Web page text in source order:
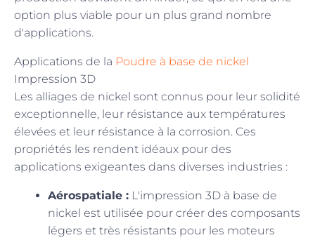
option plus viable pour un plus grand nombre
d'applications.
Applications de la Poudre à base de nickel
Impression 3D
Les alliages de nickel sont connus pour leur solidité
exceptionnelle, leur résistance aux températures
élevées et leur résistance à la corrosion. Ces
propriétés les rendent idéaux pour des
applications exigeantes dans diverses industries :
Aérospatiale : L'impression 3D à base de
nickel est utilisée pour créer des composants
légers et très résistants pour les moteurs